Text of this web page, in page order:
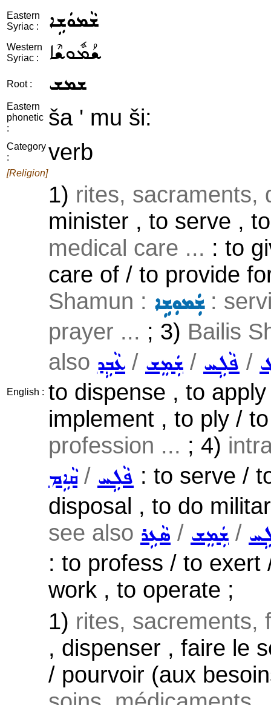
Eastern
Syriac :
ܫܵܡܘܿܫܹܐ
Western
Syriac :
ܫܳܡܽܘܫܶܐ
Root : ܫܡܫ
Eastern
phonetic
:
ša ' mu ši:
Category
:
verb
[Religion]
English :
1) rites, sacraments,
minister , to serve ,
medical care ... : to
care of / to provide
Shamun : ܫܲܡܘܼܫܹܐ:
prayer ... ; 3) Bailis
also ܥܵܒܹܕ / ܫܲܡܸܫ / ܦܵܠܹܚ /
to dispense , to
implement , to ply /
profession ... ; 4)
ܩܵܐܹܡ/ ܦܵܠܹܚ : to serve /
disposal , to do
see also ܣܵܥܹܪ / ܫܲܡܸܫ /
: to profess / to
work , to operate ;
1) rites, sacrements,
, dispenser , faire le
/ pourvoir (aux